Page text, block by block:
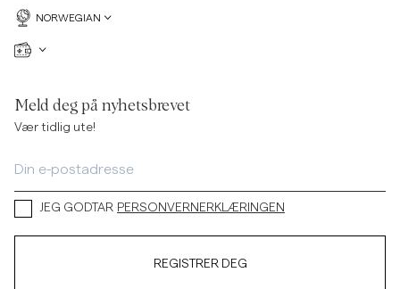
NORWEGIAN
Meld deg på nyhetsbrevet
Vær tidlig ute!
JEG GODTAR PERSONVERNERKLÆRINGEN
REGISTRER DEG